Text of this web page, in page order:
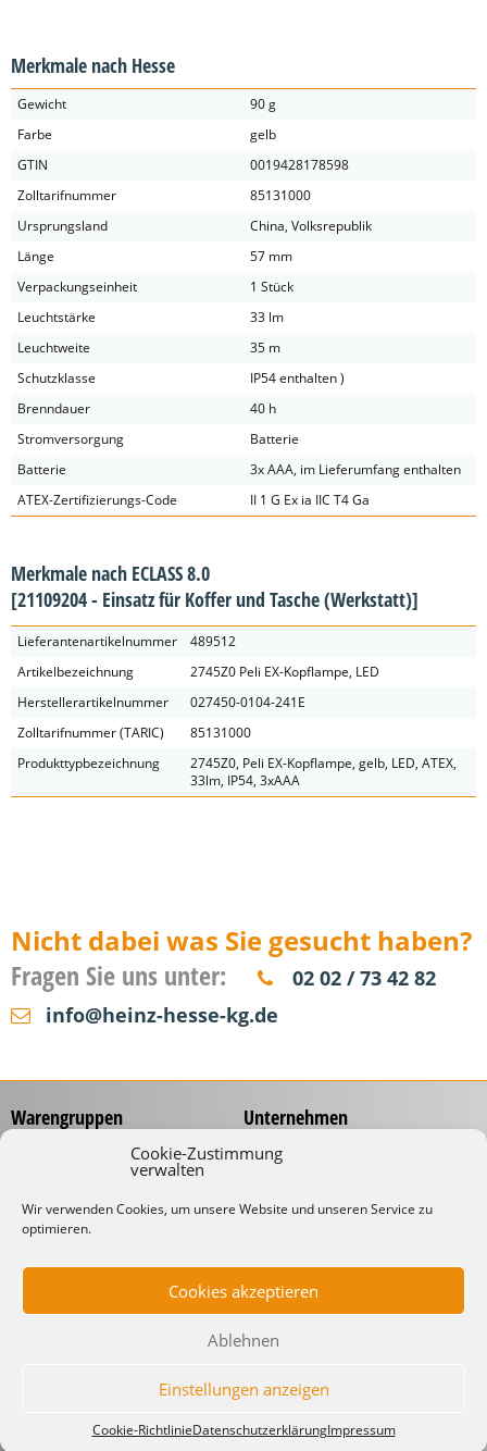
Cookie-Zustimmung
verwalten
Wir verwenden Cookies, um unsere Website und unseren Service zu
optimieren.
Cookies akzeptieren
Ablehnen
Einstellungen anzeigen
Cookie-RichtlinieDatenschutzerklärungImpressum
Merkmale nach Hesse
Gewicht
90 g
Farbe
gelb
GTIN
0019428178598
Zolltarifnummer
85131000
Ursprungsland
China, Volksrepublik
Länge
57 mm
Verpackungseinheit
1 Stück
Leuchtstärke
33 lm
Leuchtweite
35 m
Schutzklasse
IP54 enthalten )
Brenndauer
40 h
Stromversorgung
Batterie
Batterie
3x AAA, im Lieferumfang enthalten
ATEX-Zertifizierungs-Code
II 1 G Ex ia IIC T4 Ga
Merkmale nach ECLASS 8.0
[21109204 - Einsatz für Koffer und Tasche (Werkstatt)]
Lieferantenartikelnummer
489512
Artikelbezeichnung
2745Z0 Peli EX-Kopflampe, LED
Herstellerartikelnummer
027450-0104-241E
Zolltarifnummer (TARIC)
85131000
Produkttypbezeichnung
2745Z0, Peli EX-Kopflampe, gelb, LED, ATEX,
33lm, IP54, 3xAAA
Nicht dabei was Sie gesucht haben?
Fragen Sie uns unter:
02 02 / 73 42 82
info@heinz-hesse-kg.de
Warengruppen
Koffer & Taschen
Kabelbinder
Unternehmen
Service
Katalog
Downloads
Impressum